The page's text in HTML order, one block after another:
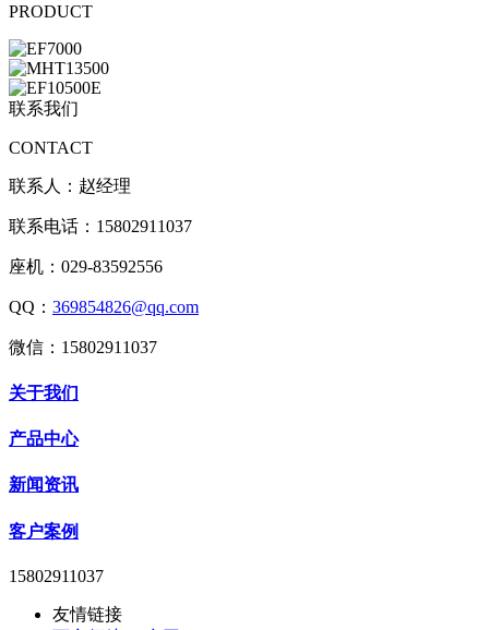
PRODUCT
联系我们
CONTACT
联系人：赵经理
联系电话：15802911037
座机：029-83592556
QQ： 369854826@qq.com
微信：15802911037
关于我们
产品中心
新闻资讯
客户案例
15802911037
友情链接